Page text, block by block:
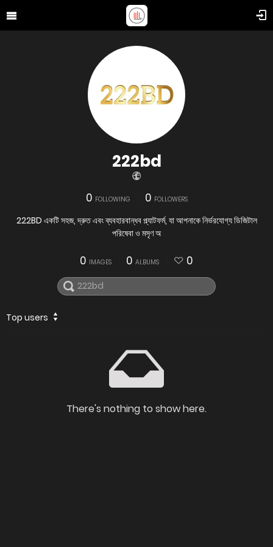
222bd
0 FOLLOWING 0 FOLLOWERS
222BD একটি সহজ, দ্রুত এবং ব্যবহারবান্ধব প্ল্যাটফর্ম, যা আপনাকে নির্ভরযোগ্য ডিজিটাল
পরিষেবা ও মসৃণ অ
0 IMAGES 0 ALBUMS 0
Top users
There's nothing to show here.